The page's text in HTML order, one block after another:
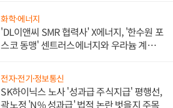
화학·에너지
'DL이앤씨 SMR 협력사' X에너지, '한수원 포
스코 동맹' 센트러스에너지와 우라늄 계약
전자·전기·정보통신
SK하이닉스 노사 '성과급 주식지급' 평행선,
곽노정 'N% 성과급' 법적 논란 벗을지 주목